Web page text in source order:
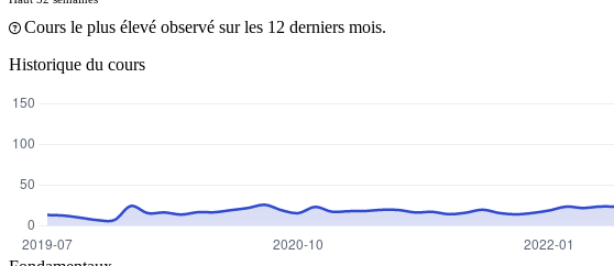
Cours le plus élevé observé sur les 12 derniers mois.
Historique du cours